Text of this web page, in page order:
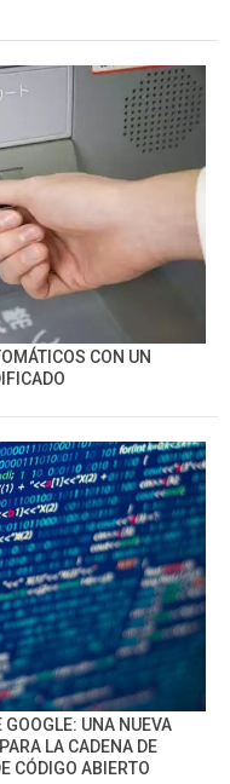
CON UN
UNA NUEVA
LA CADENA DE
CÓDIGO ABIERTO